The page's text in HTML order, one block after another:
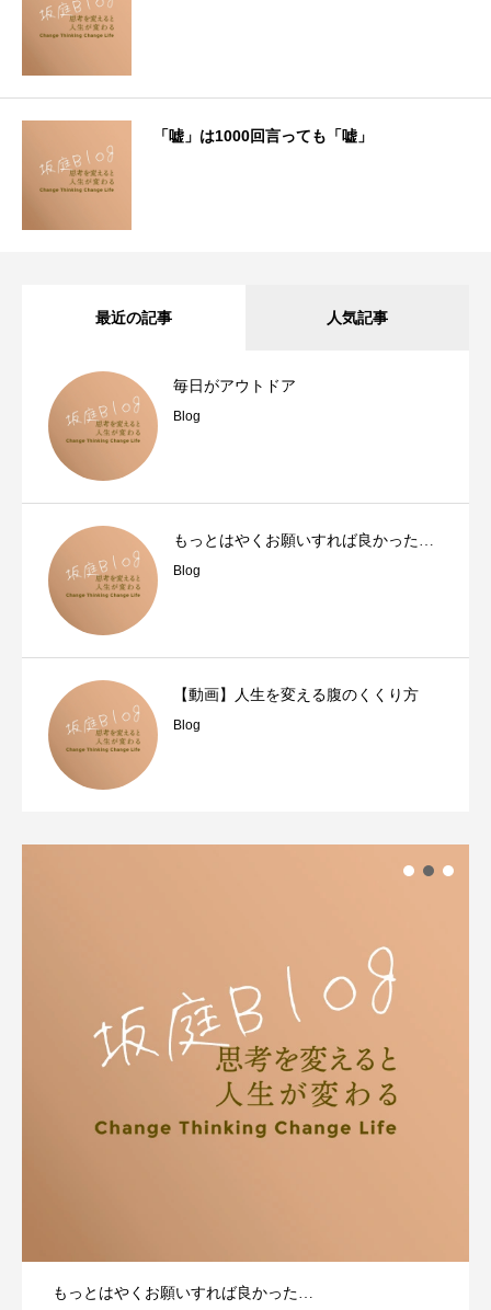
「嘘」は1000回言っても「嘘」
最近の記事 人気記事
毎日がアウトドア
Blog
もっとはやくお願いすれば良かった…
Blog
【動画】人生を変える腹のくくり方
Blog
もっとはやくお願いすれば良かった…